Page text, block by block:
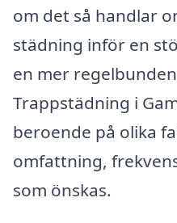
om det så handlar
städning inför en
en mer
Trappstädning i
beroende på olika
omfattning,
som önskas.